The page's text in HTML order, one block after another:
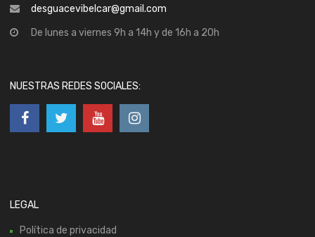
desguacevibelcar@gmail.com
De lunes a viernes 9h a 14h y de 16h a 20h
NUESTRAS REDES SOCIALES:
LEGAL
Política de privacidad